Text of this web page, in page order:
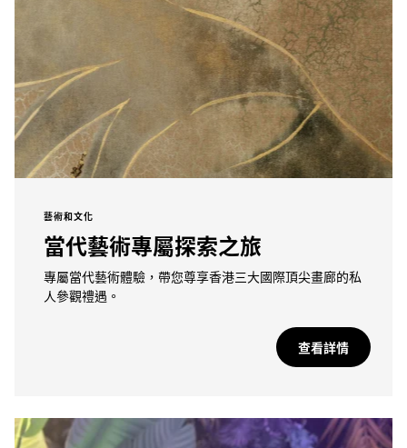
藝術和文化
當代藝術專屬探索之旅
專屬當代藝術體驗，帶您尊享香港三大國際頂尖畫廊的私
人參觀禮遇。
查看詳情